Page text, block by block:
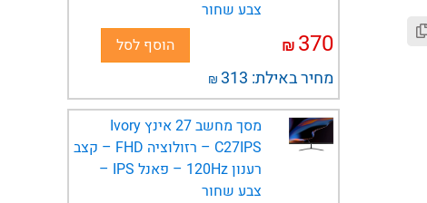
צבע שחור
370
₪
מחיר באילת: 313
₪
הוסף לסל
מסך מחשב 27 אינץ Ivory
C27IPS – רזולוציה FHD – קצב
רענון 120Hz – פאנל IPS –
צבע שחור